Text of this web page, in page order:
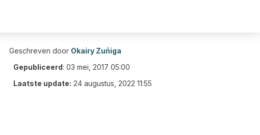
Geschreven door Okairy Zuñiga
Gepubliceerd: 03 mei, 2017 05:00
Laatste update: 24 augustus, 2022 11:55